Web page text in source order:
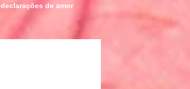
declarações de amor